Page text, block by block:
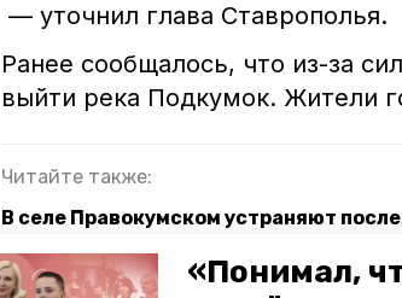
«Понимал,
— уточнил глава Ставрополья.
Ранее сообщалось, что из-за
выйти река Подкумок. Жители
Читайте также:
В селе Правокумском устраняют
Дожди привели к подтоплению дорог